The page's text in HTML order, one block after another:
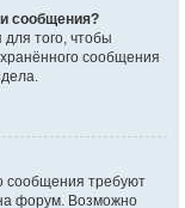
сообщения?
того, чтобы
сообщения
сообщения требуют
форум. Возможно